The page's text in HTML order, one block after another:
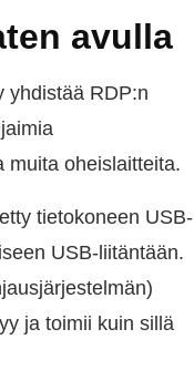
avulla
yhdistää RDP:n
muita oheislaitteita.
tietokoneen USB-
USB-liitäntään.
ja toimii kuin sillä